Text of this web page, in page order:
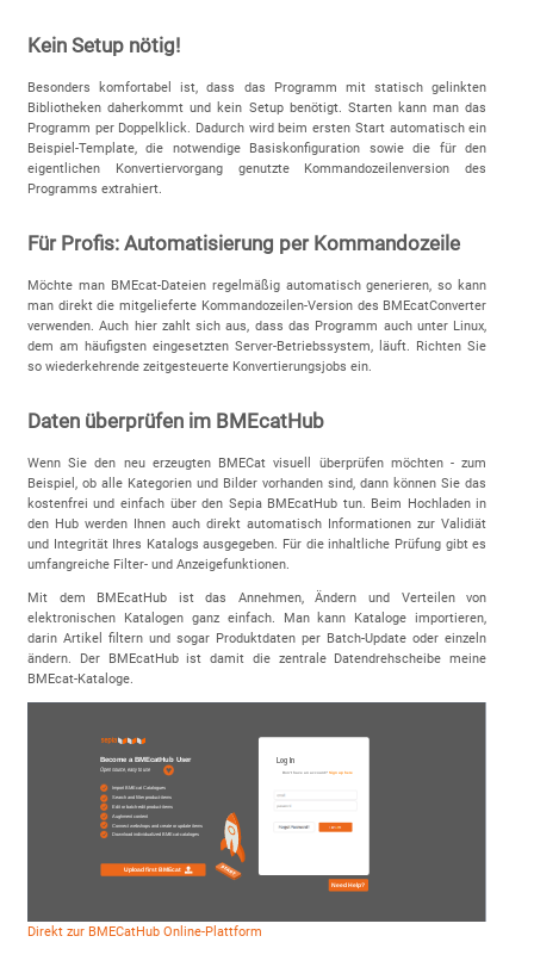
Kein Setup nötig!
Besonders komfortabel ist, dass das Programm mit statisch gelinkten
Bibliotheken daherkommt und kein Setup benötigt. Starten kann man das
Programm per Doppelklick. Dadurch wird beim ersten Start automatisch ein
Beispiel-Template, die notwendige Basiskonfiguration sowie die für den
eigentlichen Konvertiervorgang genutzte Kommandozeilenversion des
Programms extrahiert.
Für Profis: Automatisierung per Kommandozeile
Möchte man BMEcat-Dateien regelmäßig automatisch generieren, so kann
man direkt die mitgelieferte Kommandozeilen-Version des BMEcatConverter
verwenden. Auch hier zahlt sich aus, dass das Programm auch unter Linux,
dem am häufigsten eingesetzten Server-Betriebssystem, läuft. Richten Sie
so wiederkehrende zeitgesteuerte Konvertierungsjobs ein.
Daten überprüfen im BMEcatHub
Wenn Sie den neu erzeugten BMECat visuell überprüfen möchten - zum
Beispiel, ob alle Kategorien und Bilder vorhanden sind, dann können Sie das
kostenfrei und einfach über den Sepia BMEcatHub tun. Beim Hochladen in
den Hub werden Ihnen auch direkt automatisch Informationen zur Validiät
und Integrität Ihres Katalogs ausgegeben. Für die inhaltliche Prüfung gibt es
umfangreiche Filter- und Anzeigefunktionen.
Mit dem BMEcatHub ist das Annehmen, Ändern und Verteilen von
elektronischen Katalogen ganz einfach. Man kann Kataloge importieren,
darin Artikel filtern und sogar Produktdaten per Batch-Update oder einzeln
ändern. Der BMEcatHub ist damit die zentrale Datendrehscheibe meine
BMEcat-Kataloge.
Direkt zur BMECatHub Online-Plattform